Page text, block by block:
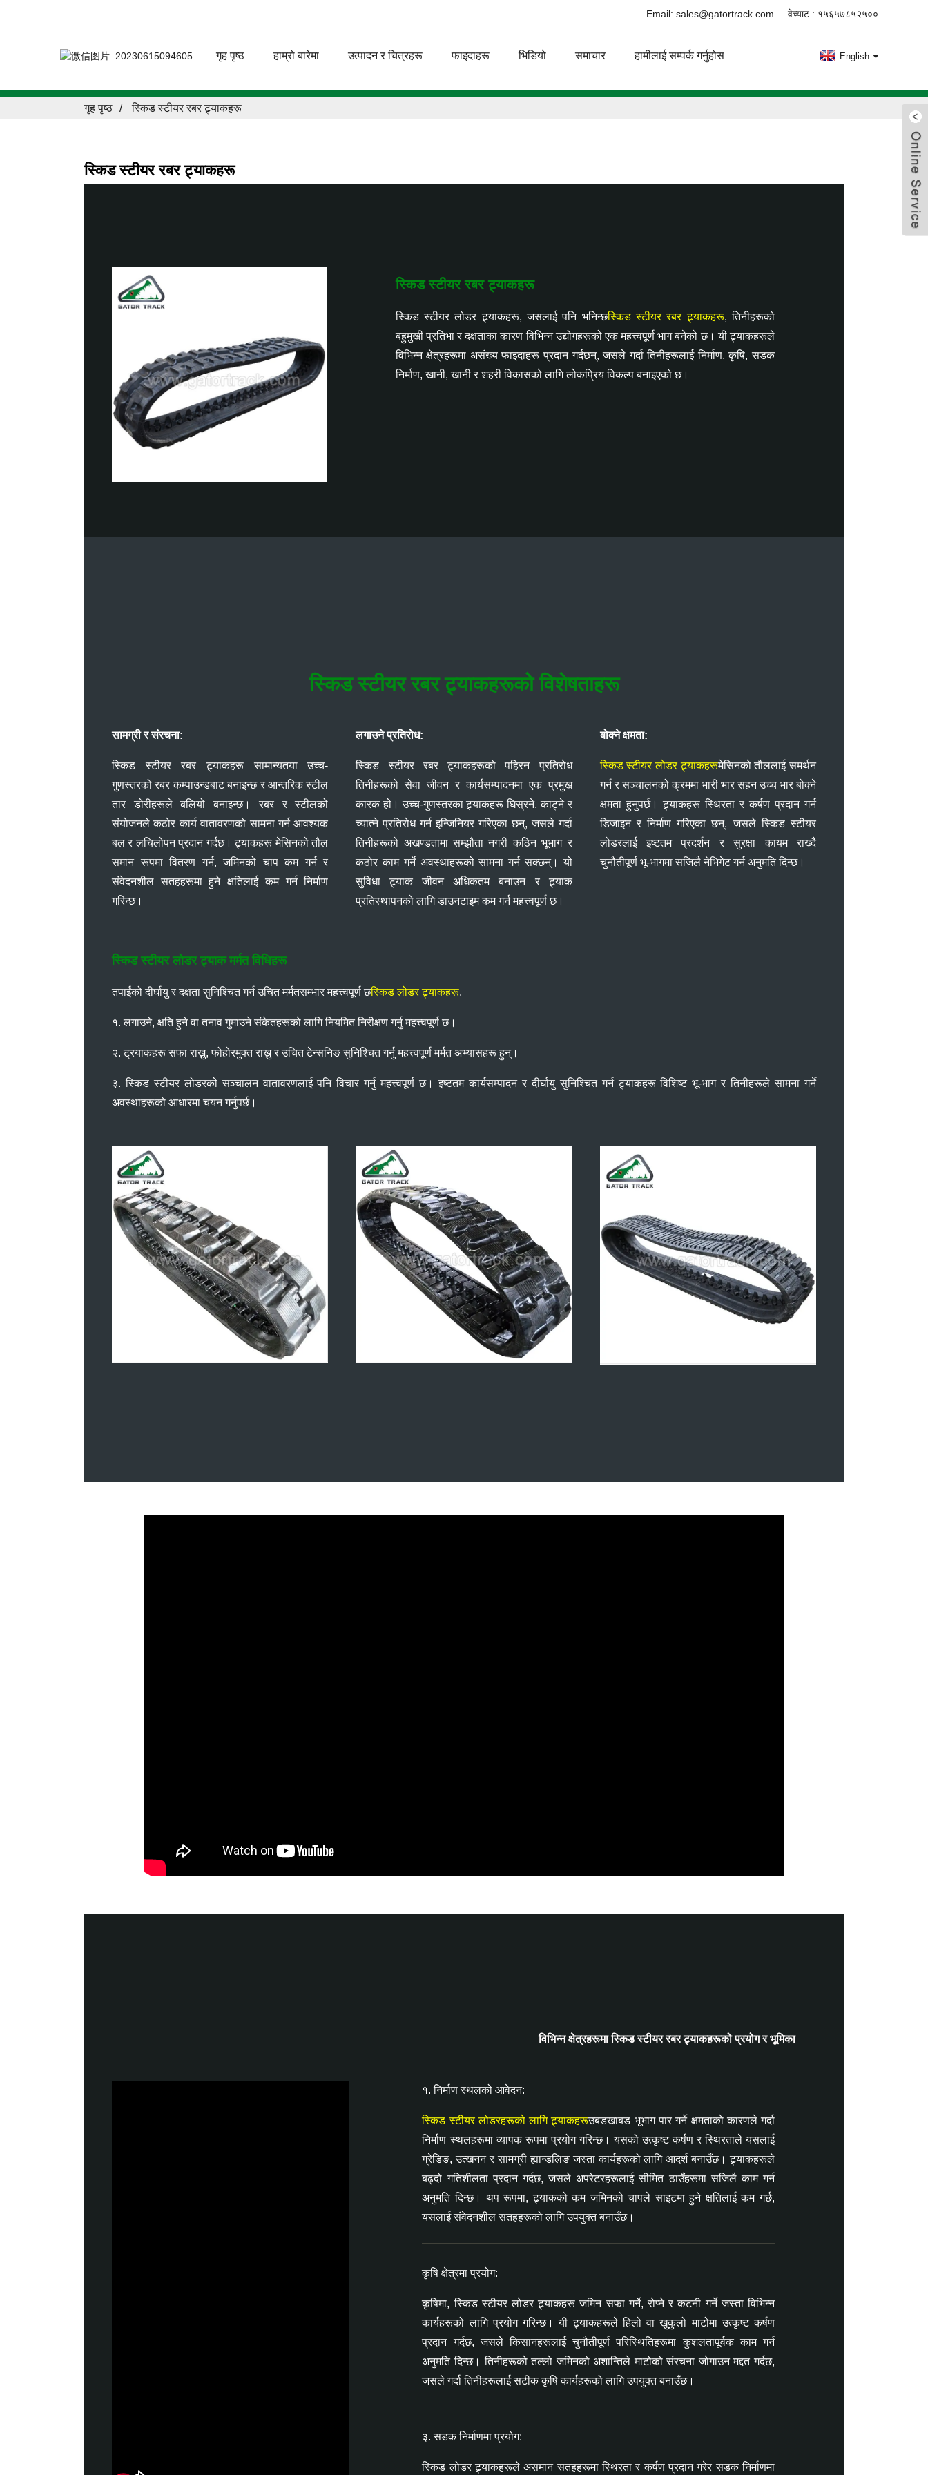
Email: sales@gatortrack.com वेच्याट : १५६५७८५२५००
गृह पृष्ठ हाम्रो बारेमा उत्पादन र चित्रहरू फाइदाहरू भिडियो समाचार हामीलाई सम्पर्क गर्नुहोस English
गृह पृष्ठ स्किड स्टीयर रबर ट्र्याकहरू
स्किड स्टीयर रबर ट्र्याकहरू
स्किड स्टीयर रबर ट्र्याकहरू
स्किड स्टीयर लोडर ट्र्याकहरू, जसलाई पनि भनिन्छस्किड स्टीयर रबर ट्र्याकहरू, तिनीहरूको
बहुमुखी प्रतिभा र दक्षताका कारण विभिन्न उद्योगहरूको एक महत्त्वपूर्ण भाग बनेको छ। यी ट्र्याकहरूले
विभिन्न क्षेत्रहरूमा असंख्य फाइदाहरू प्रदान गर्दछन्, जसले गर्दा तिनीहरूलाई निर्माण, कृषि, सडक
निर्माण, खानी, खानी र शहरी विकासको लागि लोकप्रिय विकल्प बनाइएको छ।
स्किड स्टीयर रबर ट्र्याकहरूको विशेषताहरू
सामग्री र संरचना:
स्किड स्टीयर रबर ट्र्याकहरू सामान्यतया उच्च-
गुणस्तरको रबर कम्पाउन्डबाट बनाइन्छ र आन्तरिक स्टील
तार डोरीहरूले बलियो बनाइन्छ। रबर र स्टीलको
संयोजनले कठोर कार्य वातावरणको सामना गर्न आवश्यक
बल र लचिलोपन प्रदान गर्दछ। ट्र्याकहरू मेसिनको तौल
समान रूपमा वितरण गर्न, जमिनको चाप कम गर्न र
संवेदनशील सतहहरूमा हुने क्षतिलाई कम गर्न निर्माण
गरिन्छ।
लगाउने प्रतिरोध:
स्किड स्टीयर रबर ट्र्याकहरूको पहिरन प्रतिरोध
तिनीहरूको सेवा जीवन र कार्यसम्पादनमा एक प्रमुख
कारक हो। उच्च-गुणस्तरका ट्र्याकहरू घिस्रने, काट्ने र
च्यात्ने प्रतिरोध गर्न इन्जिनियर गरिएका छन्, जसले गर्दा
तिनीहरूको अखण्डतामा सम्झौता नगरी कठिन भूभाग र
कठोर काम गर्ने अवस्थाहरूको सामना गर्न सक्छन्। यो
सुविधा ट्र्याक जीवन अधिकतम बनाउन र ट्र्याक
प्रतिस्थापनको लागि डाउनटाइम कम गर्न महत्त्वपूर्ण छ।
बोक्ने क्षमता:
स्किड स्टीयर लोडर ट्र्याकहरूमेसिनको तौललाई समर्थन
गर्न र सञ्चालनको क्रममा भारी भार सहन उच्च भार बोक्ने
क्षमता हुनुपर्छ। ट्र्याकहरू स्थिरता र कर्षण प्रदान गर्न
डिजाइन र निर्माण गरिएका छन्, जसले स्किड स्टीयर
लोडरलाई इष्टतम प्रदर्शन र सुरक्षा कायम राख्दै
चुनौतीपूर्ण भू-भागमा सजिलै नेभिगेट गर्न अनुमति दिन्छ।
स्किड स्टीयर लोडर ट्र्याक मर्मत विधिहरू
तपाईंको दीर्घायु र दक्षता सुनिश्चित गर्न उचित मर्मतसम्भार महत्त्वपूर्ण छस्किड लोडर ट्र्याकहरू.
१. लगाउने, क्षति हुने वा तनाव गुमाउने संकेतहरूको लागि नियमित निरीक्षण गर्नु महत्त्वपूर्ण छ।
२. ट्रयाकहरू सफा राख्नु, फोहोरमुक्त राख्नु र उचित टेन्सनिङ सुनिश्चित गर्नु महत्त्वपूर्ण मर्मत अभ्यासहरू हुन्।
३. स्किड स्टीयर लोडरको सञ्चालन वातावरणलाई पनि विचार गर्नु महत्त्वपूर्ण छ। इष्टतम कार्यसम्पादन र दीर्घायु सुनिश्चित गर्न ट्र्याकहरू विशिष्ट भू-भाग र तिनीहरूले सामना गर्ने
अवस्थाहरूको आधारमा चयन गर्नुपर्छ।
विभिन्न क्षेत्रहरूमा स्किड स्टीयर रबर ट्र्याकहरूको प्रयोग र भूमिका
१. निर्माण स्थलको आवेदन:
स्किड स्टीयर लोडरहरूको लागि ट्र्याकहरूउबडखाबड भूभाग पार गर्ने क्षमताको कारणले गर्दा
निर्माण स्थलहरूमा व्यापक रूपमा प्रयोग गरिन्छ। यसको उत्कृष्ट कर्षण र स्थिरताले यसलाई
ग्रेडिङ, उत्खनन र सामग्री ह्यान्डलिङ जस्ता कार्यहरूको लागि आदर्श बनाउँछ। ट्र्याकहरूले
बढ्दो गतिशीलता प्रदान गर्दछ, जसले अपरेटरहरूलाई सीमित ठाउँहरूमा सजिलै काम गर्न
अनुमति दिन्छ। थप रूपमा, ट्र्याकको कम जमिनको चापले साइटमा हुने क्षतिलाई कम गर्छ,
यसलाई संवेदनशील सतहहरूको लागि उपयुक्त बनाउँछ।
कृषि क्षेत्रमा प्रयोग:
कृषिमा, स्किड स्टीयर लोडर ट्र्याकहरू जमिन सफा गर्ने, रोप्ने र कटनी गर्ने जस्ता विभिन्न
कार्यहरूको लागि प्रयोग गरिन्छ। यी ट्र्याकहरूले हिलो वा खुकुलो माटोमा उत्कृष्ट कर्षण
प्रदान गर्दछ, जसले किसानहरूलाई चुनौतीपूर्ण परिस्थितिहरूमा कुशलतापूर्वक काम गर्न
अनुमति दिन्छ। तिनीहरूको तल्लो जमिनको अशान्तिले माटोको संरचना जोगाउन मद्दत गर्दछ,
जसले गर्दा तिनीहरूलाई सटीक कृषि कार्यहरूको लागि उपयुक्त बनाउँछ।
३. सडक निर्माणमा प्रयोग:
स्किड लोडर ट्र्याकहरूले असमान सतहहरूमा स्थिरता र कर्षण प्रदान गरेर सडक निर्माणमा